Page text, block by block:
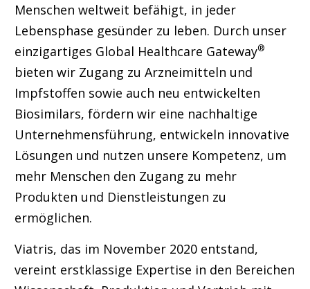
Menschen weltweit befähigt, in jeder
Lebensphase gesünder zu leben. Durch unser
einzigartiges Global Healthcare Gateway®
bieten wir Zugang zu Arzneimitteln und
Impfstoffen sowie auch neu entwickelten
Biosimilars, fördern wir eine nachhaltige
Unternehmensführung, entwickeln innovative
Lösungen und nutzen unsere Kompetenz, um
mehr Menschen den Zugang zu mehr
Produkten und Dienstleistungen zu
ermöglichen.
Viatris, das im November 2020 entstand,
vereint erstklassige Expertise in den Bereichen